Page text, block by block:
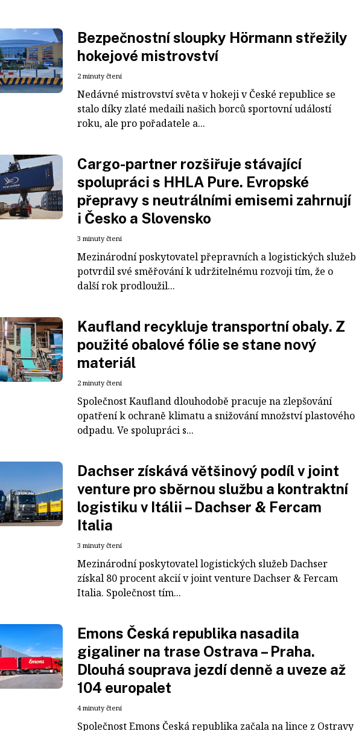
Bezpečnostní sloupky Hörmann střežily
hokejové mistrovství
2 minuty čtení
Nedávné mistrovství světa v hokeji v České republice se
stalo díky zlaté medaili našich borců sportovní událostí
roku, ale pro pořadatele a...
Cargo-partner rozšiřuje stávající
spolupráci s HHLA Pure. Evropské
přepravy s neutrálními emisemi zahrnují
i Česko a Slovensko
3 minuty čtení
Mezinárodní poskytovatel přepravních a logistických služeb
potvrdil své směřování k udržitelnému rozvoji tím, že o
další rok prodloužil...
Kaufland recykluje transportní obaly. Z
použité obalové fólie se stane nový
materiál
2 minuty čtení
Společnost Kaufland dlouhodobě pracuje na zlepšování
opatření k ochraně klimatu a snižování množství plastového
odpadu. Ve spolupráci s...
Dachser získává většinový podíl v joint
venture pro sběrnou službu a kontraktní
logistiku v Itálii – Dachser & Fercam
Italia
3 minuty čtení
Mezinárodní poskytovatel logistických služeb Dachser
získal 80 procent akcií v joint venture Dachser & Fercam
Italia. Společnost tím...
Emons Česká republika nasadila
gigaliner na trase Ostrava – Praha.
Dlouhá souprava jezdí denně a uveze až
104 europalet
4 minuty čtení
Společnost Emons Česká republika začala na lince z Ostravy